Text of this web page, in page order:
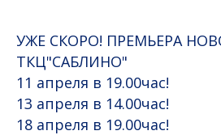
УЖЕ СКОРО! ПРЕМЬЕРА
ТКЦ"САБЛИНО"
11 апреля в 19.00час!
13 апреля в 14.00час!
18 апреля в 19.00час!